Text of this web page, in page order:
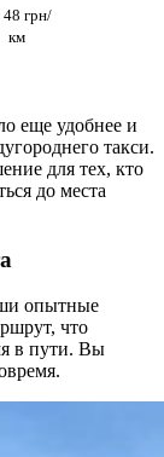
грн/
км
еще удобнее и
такси.
для тех, кто
до места
опытные
что
в пути. Вы